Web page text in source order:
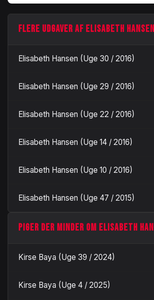
FLERE UDGAVER AF ELISABETH
Elisabeth Hansen (Uge 30 / 2016)
Elisabeth Hansen (Uge 29 / 2016)
Elisabeth Hansen (Uge 22 / 2016)
Elisabeth Hansen (Uge 14 / 2016)
Elisabeth Hansen (Uge 10 / 2016)
Elisabeth Hansen (Uge 47 / 2015)
PIGER DER MINDER OM ELISABETH
Kirse Baya (Uge 39 / 2024)
Kirse Baya (Uge 4 / 2025)